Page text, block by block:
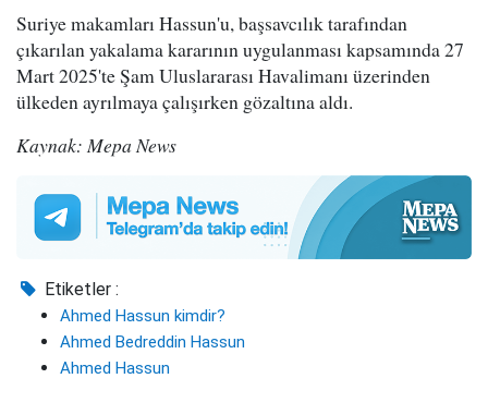
Suriye makamları Hassun'u, başsavcılık tarafından
çıkarılan yakalama kararının uygulanması kapsamında 27
Mart 2025'te Şam Uluslararası Havalimanı üzerinden
ülkeden ayrılmaya çalışırken gözaltına aldı.
Kaynak: Mepa News
Etiketler :
Ahmed Hassun kimdir?
Ahmed Bedreddin Hassun
Ahmed Hassun